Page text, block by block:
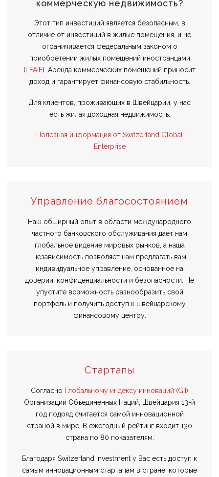
коммерческую недвижимость?
Этот тип инвестиций является безопасным, в
отличие от инвестиций в жилые помещения, и не
ограничивается федеральным законом о
приобретении жилых помещений иностранцами
(LFAIE). Аренда коммерческих помещений приносит
доход и гарантирует финансовую стабильность.
Для клиентов, проживающих в Швейцарии, у нас
есть жилая доходная недвижимость.
Полезная информация от Switzerland Global
Enterprise
Управление благосостоянием
Наш обширный опыт в области международного
частного банковского обслуживания дает нам
глобальное видение мировых рынков, а наша
независимость позволяет нам предлагать вам
индивидуальное управление, основанное на
доверии, конфиденциальности и безопасности. Не
упустите возможность разнообразить свой
портфель и получить доступ к швейцарскому
финансовому центру.
Стартапы
Согласно Глобальному индексу инноваций (GII)
Организации Объединенных Наций, Швейцария 13-й
год подряд считается самой инновационной
страной в мире. В ежегодный рейтинг входит 130
страна по 80 показателям.
Благодаря Switzerland Investment у Вас есть доступ к
самым инновационным стартапам в стране, которые